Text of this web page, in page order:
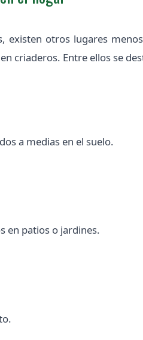
existen otros lugares
criaderos. Entre ellos se
a medias en el suelo.
en patios o jardines.